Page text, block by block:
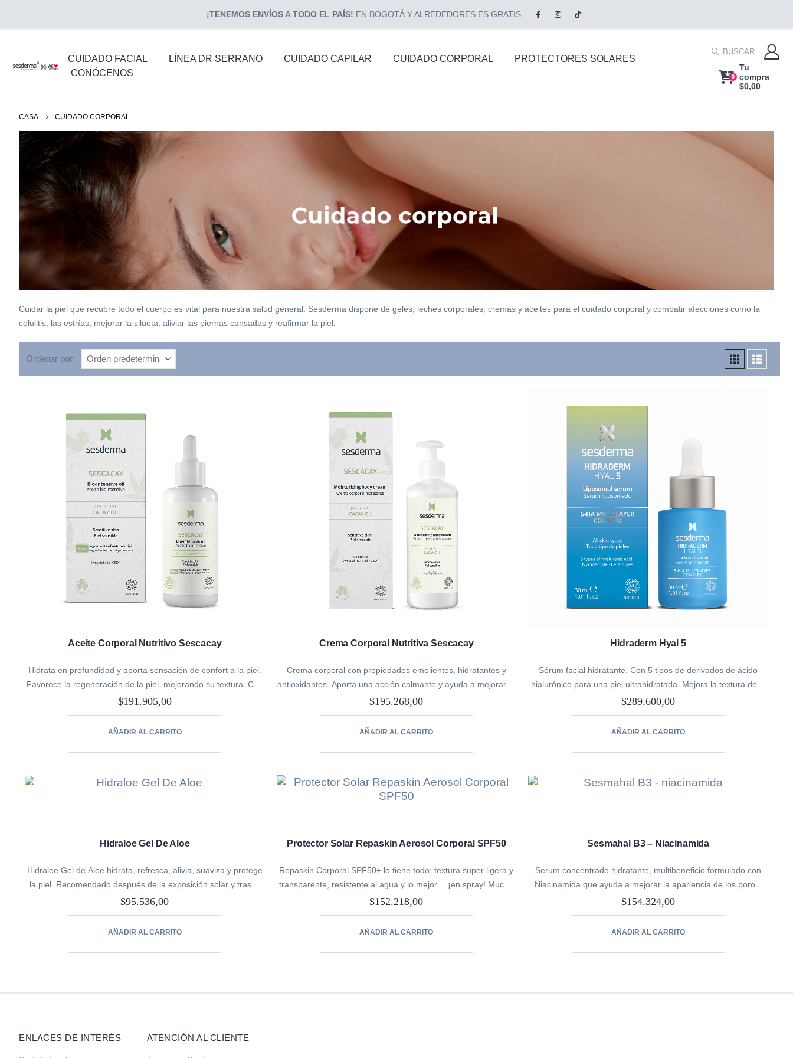
¡TENEMOS ENVÍOS A TODO EL PAÍS! EN BOGOTÁ Y ALREDEDORES ES GRATIS
CUIDADO FACIAL LÍNEA DR SERRANO CUIDADO CAPILAR CUIDADO CORPORAL
PROTECTORES SOLARES
CONÓCENOS
BUSCAR
0
Tu
compra
$0,00
CASA CUIDADO CORPORAL
Cuidar la piel que recubre todo el cuerpo es vital para nuestra salud general. Sesderma dispone de geles, leches corporales, cremas y aceites para el cuidado corporal y combatir afecciones como la
celulitis, las estrías, mejorar la silueta, aliviar las piernas cansadas y reafirmar la piel.
Ordenar por:
Aceite Corporal Nutritivo Sescacay
Hidrata en profundidad y aporta sensación de confort a la piel.
Favorece la regeneración de la piel, mejorando su textura. Con
acción reafirmante para una piel más firme y elástica.
$191.905,00
AÑADIR AL CARRITO
Crema Corporal Nutritiva Sescacay
Crema corporal con propiedades emolientes, hidratantes y
antioxidantes. Aporta una acción calmante y ayuda a mejorar el
aspecto de la piel del cuerpo.
$195.268,00
AÑADIR AL CARRITO
Hidraderm Hyal 5
Sérum facial hidratante. Con 5 tipos de derivados de ácido
hialurónico para una piel ultrahidratada. Mejora la textura de la
piel y la función barrera, además de ayudar a reducir…
$289.600,00
AÑADIR AL CARRITO
Hidraloe Gel De Aloe
Hidraloe Gel de Aloe hidrata, refresca, alivia, suaviza y protege
la piel. Recomendado después de la exposición solar y tras la
práctica de deportes de invierno (frío, viento…). Ideal para…
$95.536,00
AÑADIR AL CARRITO
Protector Solar Repaskin Aerosol Corporal SPF50
Repaskin Corporal SPF50+ lo tiene todo: textura super ligera y
transparente, resistente al agua y lo mejor… ¡en spray! Mucho
más cómodo y rápido de aplicar.
$152.218,00
AÑADIR AL CARRITO
Sesmahal B3 – Niacinamida
Serum concentrado hidratante, multibeneficio formulado con
Niacinamida que ayuda a mejorar la apariencia de los poros,
unificar el tono de la piel, reducir los signos de la edad entre…
$154.324,00
AÑADIR AL CARRITO
ENLACES DE INTERÉS ATENCIÓN AL CLIENTE